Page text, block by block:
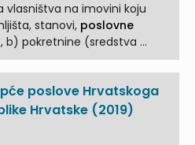
vlasništva na imovini koju
stanovi, poslovne
b) pokretnine (sredstva ...
poslove Hrvatskoga
Hrvatske (2019)